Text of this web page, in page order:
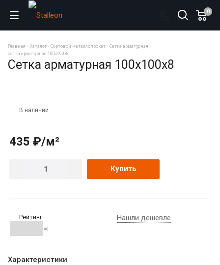
0
Главная Каталог Сортовой металлопрокат
Сетка арматурная
Сетка арматурная 100х100х8
Сетка арматурная 100х100х8
В наличии
435 ₽/м²
Купить
Рейтинг
(0)
Нашли дешевле
Характеристики